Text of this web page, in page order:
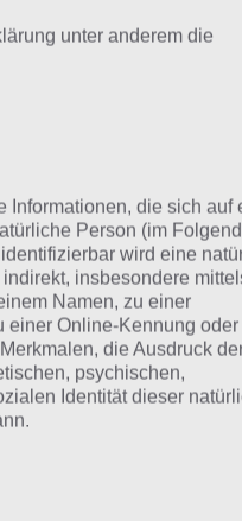
Adventures zu
du zusätzliche
wo die Antwort zu
verschiedene Bilder
links bzw. rechts, um
Früchten, Personen
Frage auf die
Rätselfan genau das
unter anderem die
Informationen, die sich auf
Person (im
wird eine
insbesondere
Namen, zu einer
einer Online-Kennung oder
die Ausdruck
psychischen,
Identität dieser